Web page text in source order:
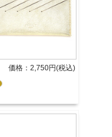
価格：2,750円(税込)